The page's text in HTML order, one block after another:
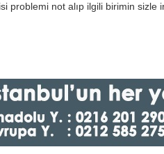
problemi not alıp ilgili birimin sizle